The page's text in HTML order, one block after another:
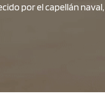
por el capellán